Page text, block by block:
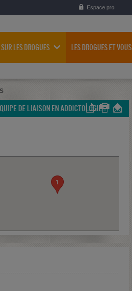
Espace pro
LES DROGUES LES DROGUES ET VOUS
DE LIAISON EN ADDICTOLOGIE
1